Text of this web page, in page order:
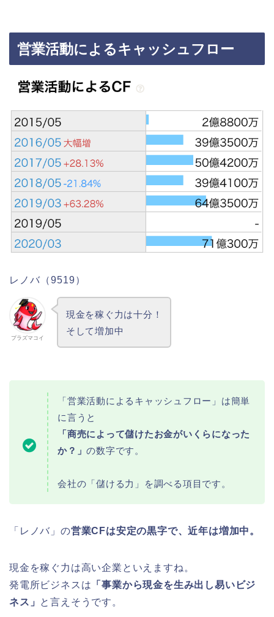
営業活動によるキャッシュフロー
レノバ（9519）
プラズマコイ
現金を稼ぐ力は十分！
そして増加中
「営業活動によるキャッシュフロー」は簡単
に言うと
「商売によって儲けたお金がいくらになった
か？」の数字です。
会社の「儲ける力」を調べる項目です。
「レノバ」の営業CFは安定の黒字で、近年は増加中。
現金を稼ぐ力は高い企業といえますね。
発電所ビジネスは 「事業から現金を生み出し易いビジ
ネス」 と言えそうです。